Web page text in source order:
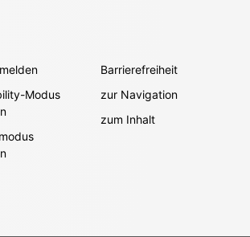
Modus
Barrierefreiheit
zur Navigation
zum Inhalt